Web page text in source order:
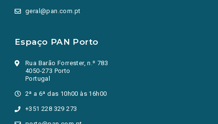
geral@pan.com.pt
Espaço PAN Porto
Rua Barão Forrester, n.º 783
4050-273 Porto
Portugal
2ª a 6ª das 10h00 às 16h00
+351 228 329 273